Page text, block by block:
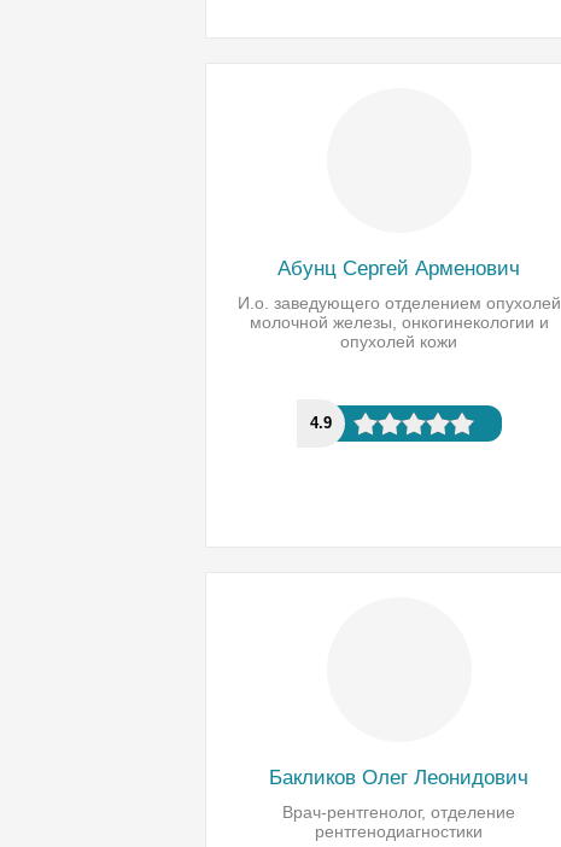
Абунц Сергей Арменович
И.о. заведующего отделением опухолей
молочной железы, онкогинекологии и
опухолей кожи
4.9
Бакликов Олег Леонидович
Врач-рентгенолог, отделение
рентгенодиагностики